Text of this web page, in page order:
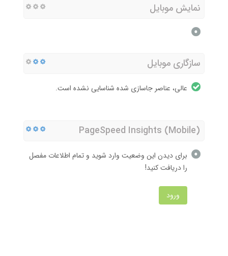
نمایش موبایل
سازگاری موبایل
عالی، عناصر جاسازی شده شناسایی نشده است.
PageSpeed Insights (Mobile)
برای دیدن این وضعیت وارد شوید و تمام اطلاعات مفصل
را دریافت کنید!
ورود